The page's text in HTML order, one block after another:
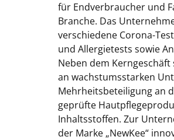
für Endverbraucher und
Branche. Das
verschiedene Corona-
und Allergietests sowie
Neben dem
an wachstumsstarken
Mehrheitsbeteiligung an
geprüfte
Inhaltsstoffen. Zur
der Marke „NewKee“